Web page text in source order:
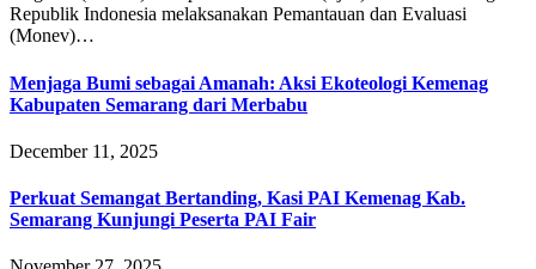
Republik Indonesia melaksanakan Pemantauan dan Evaluasi
(Monev)…
Menjaga Bumi sebagai Amanah: Aksi Ekoteologi Kemenag
Kabupaten Semarang dari Merbabu
December 11, 2025
Perkuat Semangat Bertanding, Kasi PAI Kemenag Kab.
Semarang Kunjungi Peserta PAI Fair